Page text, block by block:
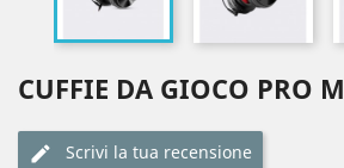
CUFFIE DA GIOCO PRO M
Scrivi la tua recensione